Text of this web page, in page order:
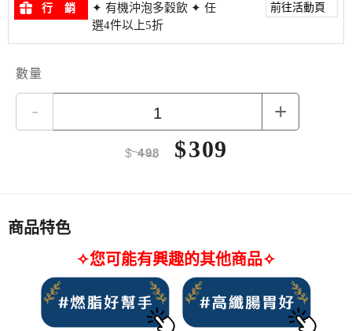
行 銷
✦ 有機沖泡多穀飲 ✦ 任
選4件以上5折
前往活動頁
數量
- +
$498 $309
商品特色
✧您可能有興趣的其他商品✧